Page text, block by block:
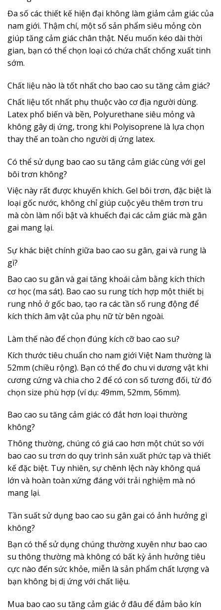
Đa số các thiết kế hiện đại không làm giảm cảm giác của
nam giới. Thậm chí, một số sản phẩm siêu mỏng còn
giúp tăng cảm giác chân thật. Nếu muốn kéo dài thời
gian, bạn có thể chọn loại có chứa chất chống xuất tinh
sớm.
Chất liệu nào là tốt nhất cho bao cao su tăng cảm giác?
Chất liệu tốt nhất phụ thuộc vào cơ địa người dùng.
Latex phổ biến và bền, Polyurethane siêu mỏng và
không gây dị ứng, trong khi Polyisoprene là lựa chọn
thay thế an toàn cho người dị ứng latex.
Có thể sử dụng bao cao su tăng cảm giác cùng với gel
bôi trơn không?
Việc này rất được khuyến khích. Gel bôi trơn, đặc biệt là
loại gốc nước, không chỉ giúp cuộc yêu thêm trơn tru
mà còn làm nổi bật và khuếch đại các cảm giác mà gân
gai mang lại.
Sự khác biệt chính giữa bao cao su gân, gai và rung là
gì?
Bao cao su gân và gai tăng khoái cảm bằng kích thích
cơ học (ma sát). Bao cao su rung tích hợp một thiết bị
rung nhỏ ở gốc bao, tạo ra các tần số rung động để
kích thích âm vật của phụ nữ từ bên ngoài.
Làm thế nào để chọn đúng kích cỡ bao cao su?
Kích thước tiêu chuẩn cho nam giới Việt Nam thường là
52mm (chiều rộng). Bạn có thể đo chu vi dương vật khi
cương cứng và chia cho 2 để có con số tương đối, từ đó
chọn size phù hợp (ví dụ: 49mm, 52mm, 56mm).
Bao cao su tăng cảm giác có đắt hơn loại thường
không?
Thông thường, chúng có giá cao hơn một chút so với
bao cao su trơn do quy trình sản xuất phức tạp và thiết
kế đặc biệt. Tuy nhiên, sự chênh lệch này không quá
lớn và hoàn toàn xứng đáng với trải nghiệm mà nó
mang lại.
Tần suất sử dụng bao cao su gân gai có ảnh hưởng gì
không?
Bạn có thể sử dụng chúng thường xuyên như bao cao
su thông thường mà không có bất kỳ ảnh hưởng tiêu
cực nào đến sức khỏe, miễn là sản phẩm chất lượng và
bạn không bị dị ứng với chất liệu.
Mua bao cao su tăng cảm giác ở đâu để đảm bảo kín